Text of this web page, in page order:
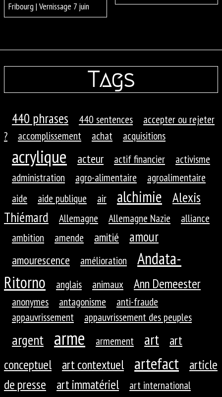
Fribourg | Vernissage 7 juin
Tags
440 phrases 440 sentences
accepter ou rejeter
?
accomplissement achat acquisitions
acrylique acteur actif financier
activisme
administration
agro-alimentaire
agroalimentaire
aide
aide publique air alchimie
Alexis
Thiémard
Allemagne Allemagne Nazie
alliance
ambition
amende amitié amour
amourescence amélioration
Andata-
Ritorno
anglais animaux Ann Demeester
anonymes antagonisme
anti-fraude
appauvrissement
appauvrissement des peuples
argent arme armement art
art
conceptuel
art contextuel artefact
article
de presse
art immatériel art international